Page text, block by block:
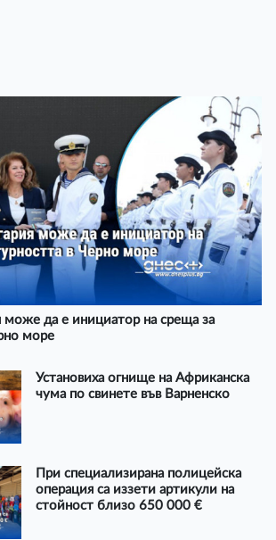
може да е инициатор на среща за
море
Установиха огнище на Африканска
чума по свинете във Варненско
При специализирана полицейска
операция са иззети артикули на
стойност близо 650 000 €